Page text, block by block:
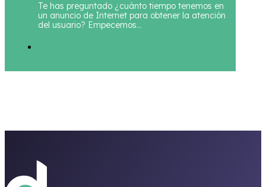
Te has preguntado ¿cuánto tiempo tenemos en
un anuncio de Internet para obtener la atención
del usuario? Empecemos…